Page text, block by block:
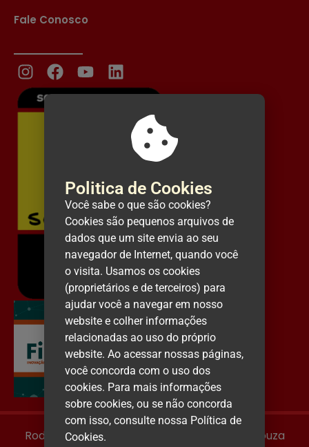
Fale Conosco
Rodovia Luiz Gonzaga BR – 232, KM 27, s/n, Souza
Politica de Cookies
Você sabe o que são cookies?
Cookies são pequenos arquivos de
dados que um site envia ao seu
navegador de Internet, quando você
o visita. Usamos os cookies
(proprietários e de terceiros) para
ajudar você a navegar em nosso
website e colher informações
relacionadas ao uso do próprio
website. Ao acessar nossas páginas,
você concorda com o uso dos
cookies. Para mais informações
sobre cookies, ou se não concorda
com isso, consulte nossa Política de
Cookies.